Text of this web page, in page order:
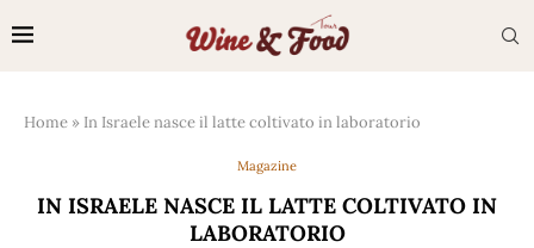
Home » In Israele nasce il latte coltivato in laboratorio
Magazine
IN ISRAELE NASCE IL LATTE COLTIVATO IN
LABORATORIO